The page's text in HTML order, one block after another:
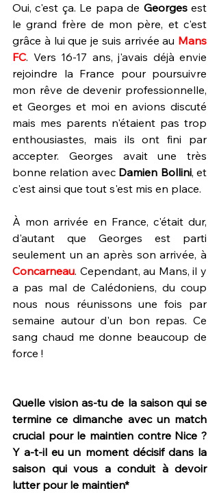
Oui, c'est ça. Le papa de Georges est
le grand frère de mon père, et c'est
grâce à lui que je suis arrivée au Mans
FC. Vers 16-17 ans, j'avais déjà envie
rejoindre la France pour poursuivre
mon rêve de devenir professionnelle,
et Georges et moi en avions discuté
mais mes parents n'étaient pas trop
enthousiastes, mais ils ont fini par
accepter. Georges avait une très
bonne relation avec Damien Bollini, et
c'est ainsi que tout s'est mis en place.
À mon arrivée en France, c'était dur,
d'autant que Georges est parti
Concarneau. Cependant, au Mans, il y
a pas mal de Calédoniens, du coup
nous nous réunissons une fois par
semaine autour d'un bon repas. Ce
sang chaud me donne beaucoup de
force !
Quelle vision as-tu de la saison qui se
termine ce dimanche avec un match
crucial pour le maintien contre Nice ?
Y a-t-il eu un moment décisif dans la
saison qui vous a conduit à devoir
lutter pour le maintien*